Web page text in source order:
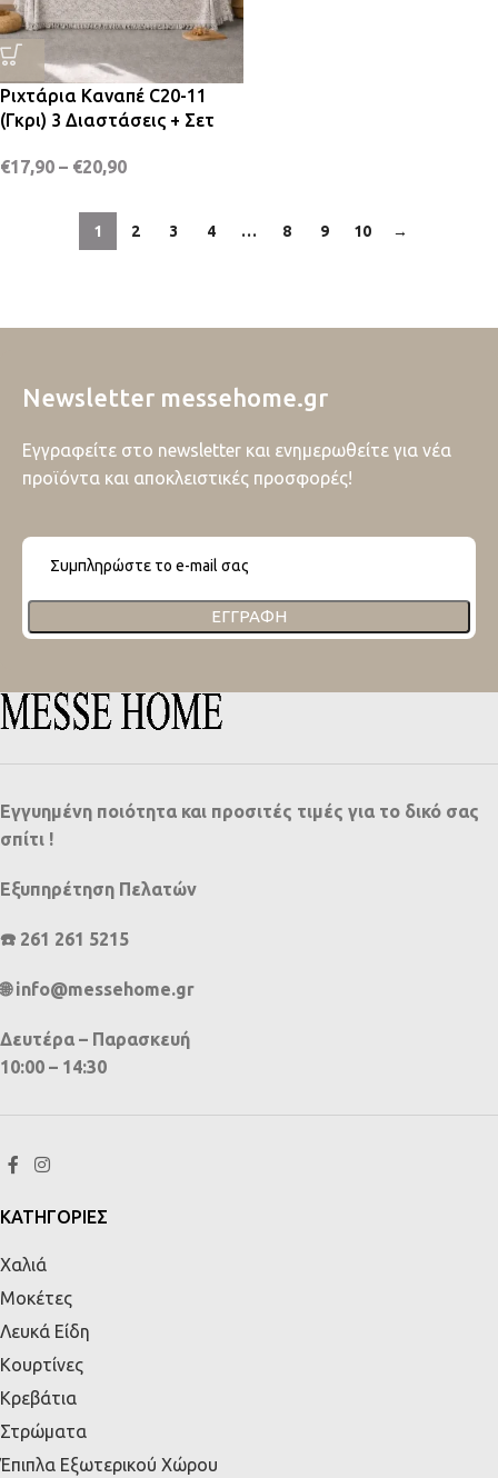
Ριχτάρια Καναπέ C20-11
(Γκρι) 3 Διαστάσεις + Σετ
€17,90 – €20,90
1 2 3 4 … 8 9 10 →
Newsletter messehome.gr
Εγγραφείτε στο newsletter και ενημερωθείτε για νέα
προϊόντα και αποκλειστικές προσφορές!
ΕΓΓΡΑΦΉ
Εγγυημένη ποιότητα και προσιτές τιμές για το δικό σας
σπίτι !
Εξυπηρέτηση Πελατών
☎️ 261 261 5215
🌐 info@messehome.gr
Δευτέρα – Παρασκευή
10:00 – 14:30
ΚΑΤΗΓΟΡΙΕΣ
Χαλιά
Μοκέτες
Λευκά Είδη
Κουρτίνες
Κρεβάτια
Στρώματα
Έπιπλα Εξωτερικού Χώρου